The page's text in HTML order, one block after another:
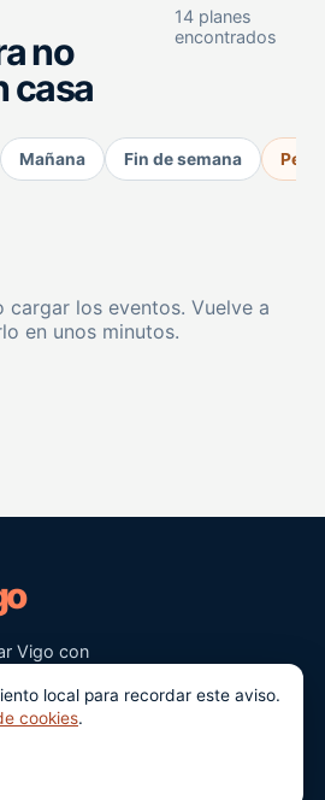
no
casa
14 planes
encontrados
Mañana Fin de semana
cargar los eventos. Vuelve a
en unos minutos.
Vigo con
local para recordar este aviso.
cookies.